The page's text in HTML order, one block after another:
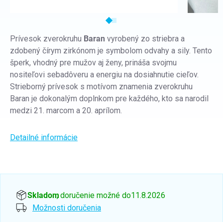
Prívesok zverokruhu Baran vyrobený zo striebra a
zdobený čírym zirkónom je symbolom odvahy a sily. Tento
šperk, vhodný pre mužov aj ženy, prináša svojmu
nositeľovi sebadôveru a energiu na dosiahnutie cieľov.
Strieborný prívesok s motívom znamenia zverokruhu
Baran je dokonalým doplnkom pre každého, kto sa narodil
medzi 21. marcom a 20. aprílom.
Detailné informácie
Skladom, doručenie možné do11.8.2026
Možnosti doručenia